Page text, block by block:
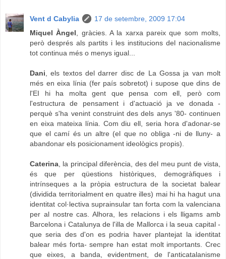
Vent d Cabylia
17 de setembre, 2009 17:04
Miquel Àngel , gràcies. A la xarxa pareix que som molts,
però després als partits i les institucions del nacionalisme
tot continua més o menys igual...
Dani , els textos del darrer disc de La Gossa ja van molt
més en eixa línia (fer país sobretot) i supose que dins de
l'EI hi ha molta gent que pensa com ell, però com
l'estructura de pensament i d'actuació ja ve donada -
perquè s'ha venint construint des dels anys '80- continuen
en eixa mateixa línia. Com diu ell, seria hora d'adonar-se
que el camí és un altre (el que no obliga -ni de lluny- a
abandonar els posicionament ideològics propis).
Caterina , la principal diferència, des del meu punt de vista,
és que per qüestions històriques, demogràfiques i
intrínseques a la pròpia estructura de la societat balear
(dividida territorialment en quatre illes) mai hi ha hagut una
identitat col·lectiva suprainsular tan forta com la valenciana
per al nostre cas. Alhora, les relacions i els lligams amb
Barcelona i Catalunya de l'illa de Mallorca i la seua capital -
que seria des d'on es podria haver plantejat la identitat
balear més forta- sempre han estat molt importants. Crec
que eixes, a banda, evidentment, de l'anticatalanisme